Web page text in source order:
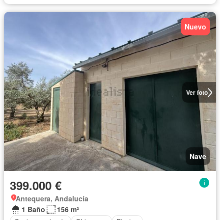
Ver foto
Nuevo
Nave
399.000 €
Antequera, Andalucía
1 Baño
156 m²